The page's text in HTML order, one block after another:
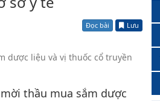
- Khiếu nại tố cáo
Đọc bài Lưu
dược liệu và vị thuốc cổ truyền
thầu mua sắm dược